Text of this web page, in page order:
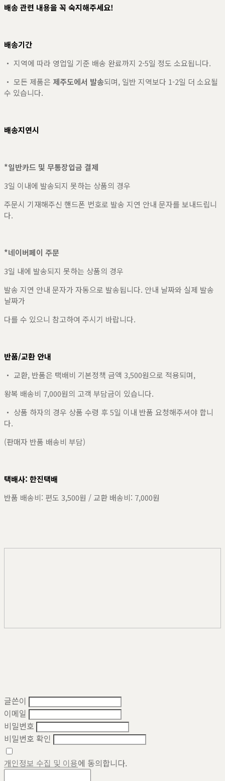
배송 관련 내용을 꼭 숙지해주세요!
배송기간
・ 지역에 따라 영업일 기준 배송 완료까지 2-5일 정도 소요됩니다.
・ 모든 제품은 제주도에서 발송되며, 일반 지역보다 1-2일 더 소요될
수 있습니다.
배송지연시
*일반카드 및 무통장입금 결제
3일 이내에 발송되지 못하는 상품의 경우
주문시 기재해주신 핸드폰 번호로 발송 지연 안내 문자를 보내드립니
다.
*네이버페이 주문
3일 내에 발송되지 못하는 상품의 경우
발송 지연 안내 문자가 자동으로 발송됩니다. 안내 날짜와 실제 발송
날짜가
다를 수 있으니 참고하여 주시기 바랍니다.
반품/교환 안내
・ 교환, 반품은 택배비 기본정책 금액 3,500원으로 적용되며,
왕복 배송비 7,000원의 고객 부담금이 있습니다.
・ 상품 하자의 경우 상품 수령 후 5일 이내 반품 요청해주셔야 합니
다.
(판매자 반품 배송비 부담)
택배사: 한진택배
반품 배송비: 편도 3,500원 / 교환 배송비: 7,000원
글쓴이
이메일
비밀번호
비밀번호 확인
개인정보 수집 및 이용에 동의합니다.